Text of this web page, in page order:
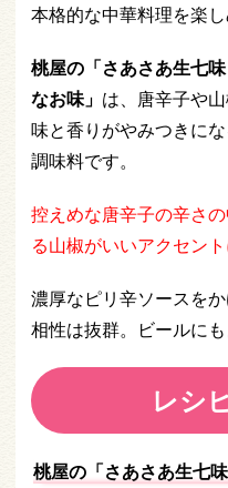
本格的な中華料理を楽し
桃屋の「さあさあ生七
なお味」 は、唐辛子や
味と香りがやみつきに
調味料です。
控えめな唐辛子の辛さ
る山椒がいいアクセント
濃厚なピリ辛ソースを
相性は抜群。ビールに
レシ
桃屋の「さあさあ生七